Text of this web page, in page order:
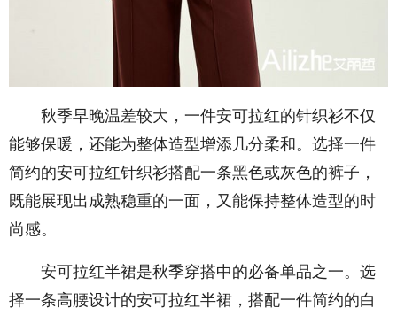
秋季早晚温差较大，一件安可拉红的针织衫不仅
能够保暖，还能为整体造型增添几分柔和。选择一件
简约的安可拉红针织衫搭配一条黑色或灰色的裤子，
既能展现出成熟稳重的一面，又能保持整体造型的时
尚感。
安可拉红半裙是秋季穿搭中的必备单品之一。选
择一条高腰设计的安可拉红半裙，搭配一件简约的白